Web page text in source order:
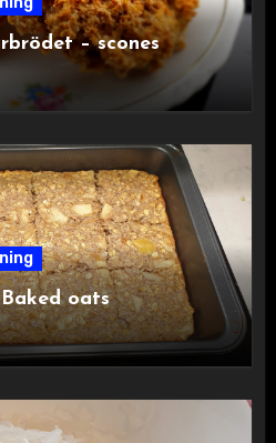
– scones
oats